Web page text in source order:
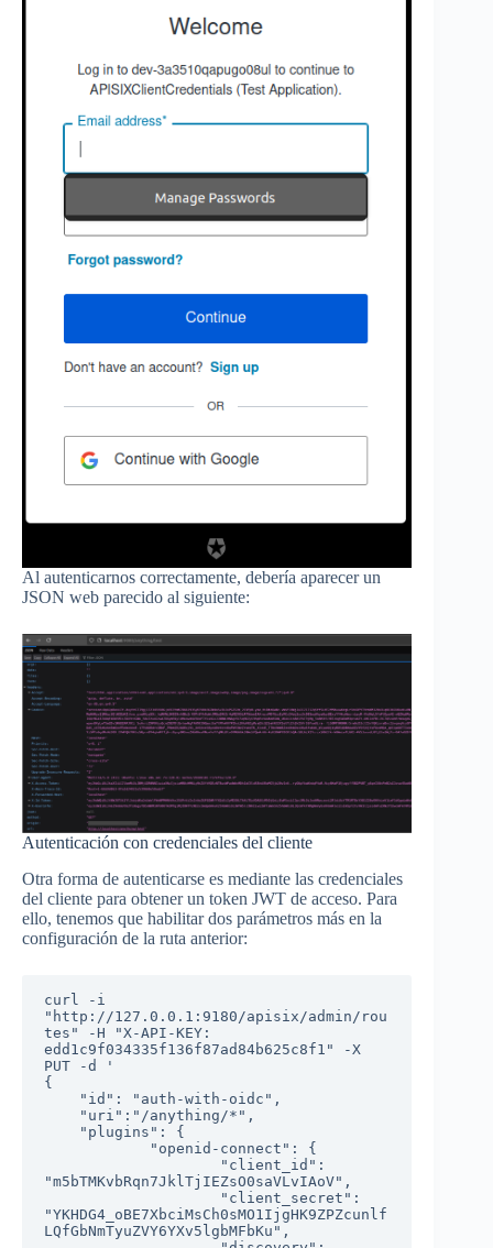
Al autenticarnos correctamente, debería aparecer un
JSON web parecido al siguiente:
Autenticación con credenciales del cliente
Otra forma de autenticarse es mediante las credenciales
del cliente para obtener un token JWT de acceso. Para
ello, tenemos que habilitar dos parámetros más en la
configuración de la ruta anterior:
curl -i
"http://127.0.0.1:9180/apisix/admin/rou
tes" -H "X-API-KEY:
edd1c9f034335f136f87ad84b625c8f1" -X
PUT -d '
{
"m5bTMKvbRqn7JklTjIEZsO0saVLvIAoV",
"YKHDG4_oBE7XbciMsCh0sMO1IjgHK9ZPZcunlf
LQfGbNmTyuZVY6YXv5lgbMFbKu",